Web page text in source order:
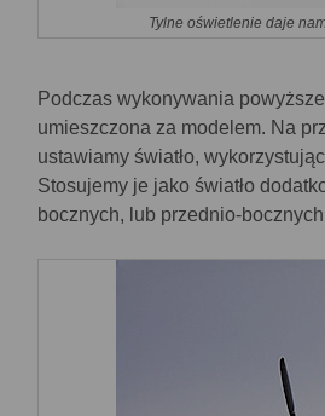
Tylne oświetlenie daje
Podczas wykonywania
umieszczona za modelem. Na
ustawiamy światło,
Stosujemy je jako światło
bocznych, lub przednio-